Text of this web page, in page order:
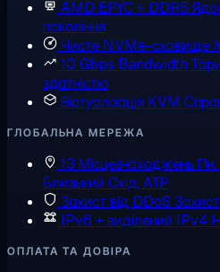
AMD EPYC + DDR5
покоління
Чисте NVMe-сховище
10 Gbps Bandwidth
здатністю
Віртуалізація KVM
ГЛОБАЛЬНА МЕРЕЖА
13 Місцезнаходжень
Близький Схід, АТР
Захист від DDoS
IPv6 + виділений IPv4
ОПЛАТА ТА ДОВІРА